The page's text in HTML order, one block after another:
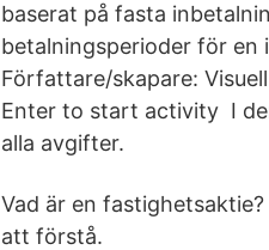
baserat på fasta
betalningsperioder för
Författare/skapare:
Enter to start activity I
alla avgifter.
Vad är en
att förstå.